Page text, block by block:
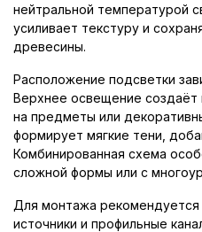
нейтральной температурой
усиливает текстуру и
древесины.
Расположение подсветки
Верхнее освещение создаёт
на предметы или
формирует мягкие тени,
Комбинированная схема
сложной формы или с
Для монтажа
источники и профильные